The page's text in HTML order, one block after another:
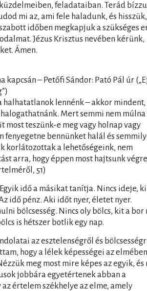
feladataiban. Terád
mi az, ami fele haladunk, és hisszük,
időben megkapjuk a szükséges
Jézus Krisztus nevében kérünk,
Ámen.
kapcsán – Petőfi Sándor: Pató Pál úr
halhatatlanok lennénk – akkor mindent,
Mert semmi nem múlna
most teszünk-e meg vagy holnap vagy
fenyegetne bennünket halál és
korlátozottak a lehetőségeink, nem
arra, hogy éppen most hajtsunk
51)
idő a másikat tanítja. Nincs ideje,
idő pénz. Aki időt nyer, életet nyer.
bölcsesség. Nincs oly bölcs, kit a bor
is hétszer botlik egy nap.
az esztelenségről és
hogy a lélek képességei az
meg most mire képes az egyik, és
jobbára egyetértenek abban a
értelem székhelye az elme, amely